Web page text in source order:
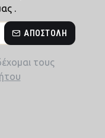
.
ΑΠΟΣΤΟΛΉ
τους